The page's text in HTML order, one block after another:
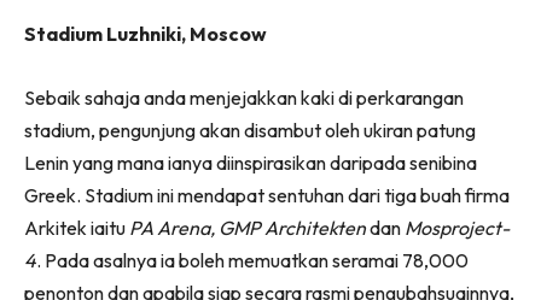
Landed
Beli Di Mana
Buat Sendiri
Ilham Impiana
Ilham Impiana 360
Ilham Impiana Inspirasi Selebriti
Impiana TV
Stadium Luzhniki, Moscow
Sebaik sahaja anda menjejakkan kaki di perkarangan
stadium, pengunjung akan disambut oleh ukiran patung
Lenin yang mana ianya diinspirasikan daripada senibina
Greek. Stadium ini mendapat sentuhan dari tiga buah firma
Arkitek iaitu PA Arena, GMP Architektendan Mosproject-
4. Pada asalnya ia boleh memuatkan seramai 78,000
penonton dan apabila siap secara rasmi pengubahsuainnya,